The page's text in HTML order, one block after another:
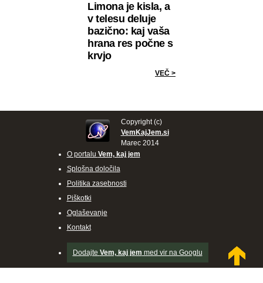
Limona je kisla, a
v telesu deluje
bazično: kaj vaša
hrana res počne s
krvjo
VEČ >
Copyright (c)
VemKajJem.si
Marec 2014
O portalu Vem, kaj jem
Splošna določila
Politika zasebnosti
Piškotki
Oglaševanje
Kontakt
Dodajte Vem, kaj jem med vir na Googlu